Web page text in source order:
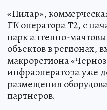
«Пилар»,
ГК оператора Т2, с
парк антенно-
объектов в регионах,
макрорегиона
инфраоператора уже
размещения
партнеров.